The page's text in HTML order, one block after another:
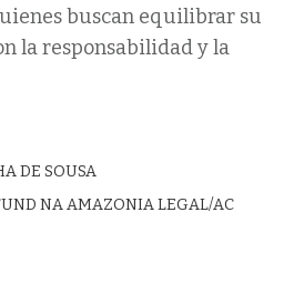
buscan equilibrar su
la responsabilidad y la
DE SOUSA
NA AMAZONIA LEGAL/AC